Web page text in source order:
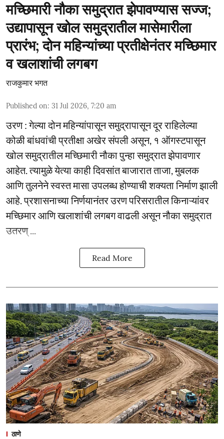
मच्छिमारी नौका समुद्रात झेपावण्यास सज्ज;
उद्यापासून खोल समुद्रातील मासेमारीला
प्रारंभ; दोन महिन्यांच्या प्रतीक्षेनंतर मच्छिमार
व खलाशांची लगबग
राजकुमार भगत
Published on: 31 Jul 2026, 7:20 am
उरण : गेल्या दोन महिन्यांपासून समुद्रापासून दूर राहिलेल्या
कोळी बांधवांची प्रतीक्षा अखेर संपली असून, १ ऑगस्टपासून
खोल समुद्रातील मच्छिमारी नौका पुन्हा समुद्रात झेपावणार
आहेत. त्यामुळे येत्या काही दिवसांत बाजारात ताजा, मुबलक
आणि तुलनेने स्वस्त मासा उपलब्ध होण्याची शक्यता निर्माण झाली
आहे. प्रशासनाच्या निर्णयानंतर उरण परिसरातील किनाऱ्यांवर
मच्छिमार आणि खलाशांची लगबग वाढली असून नौका समुद्रात
उतरण् ...
Read More
ठाणे